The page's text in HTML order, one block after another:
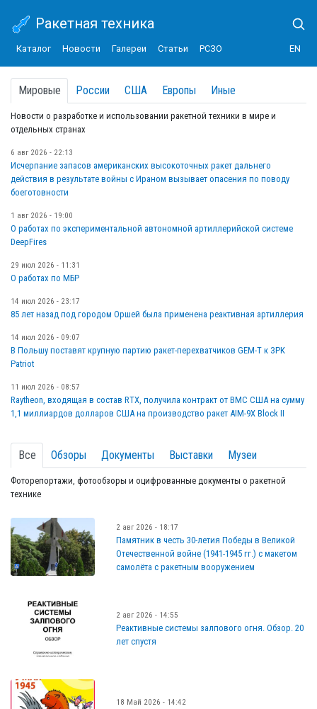
Ракетная техника
Каталог Новости Галереи Статьи РСЗО EN
Мировые России США Европы Иные
Новости о разработке и использовании ракетной техники в мире и
отдельных странах
6 авг 2026 - 22:13
Исчерпание запасов американских высокоточных ракет дальнего
действия в результате войны с Ираном вызывает опасения по поводу
боеготовности
1 авг 2026 - 19:00
О работах по экспериментальной автономной артиллерийской системе
DeepFires
29 июл 2026 - 11:31
О работах по МБР
14 июл 2026 - 23:17
85 лет назад под городом Оршей была применена реактивная артиллерия
14 июл 2026 - 09:07
В Польшу поставят крупную партию ракет-перехватчиков GEM-T к ЗРК
Patriot
11 июл 2026 - 08:57
Raytheon, входящая в состав RTX, получила контракт от ВМС США на сумму
1,1 миллиардов долларов США на производство ракет AIM-9X Block II
Все Обзоры Документы Выставки Музеи
Фоторепортажи, фотообзоры и оцифрованные документы о ракетной
технике
2 авг 2026 - 18:17
Памятник в честь 30-летия Победы в Великой
Отечественной войне (1941-1945 гг.) с макетом
самолёта с ракетным вооружением
2 авг 2026 - 14:55
Реактивные системы залпового огня. Обзор. 20
лет спустя
18 Май 2026 - 14:42